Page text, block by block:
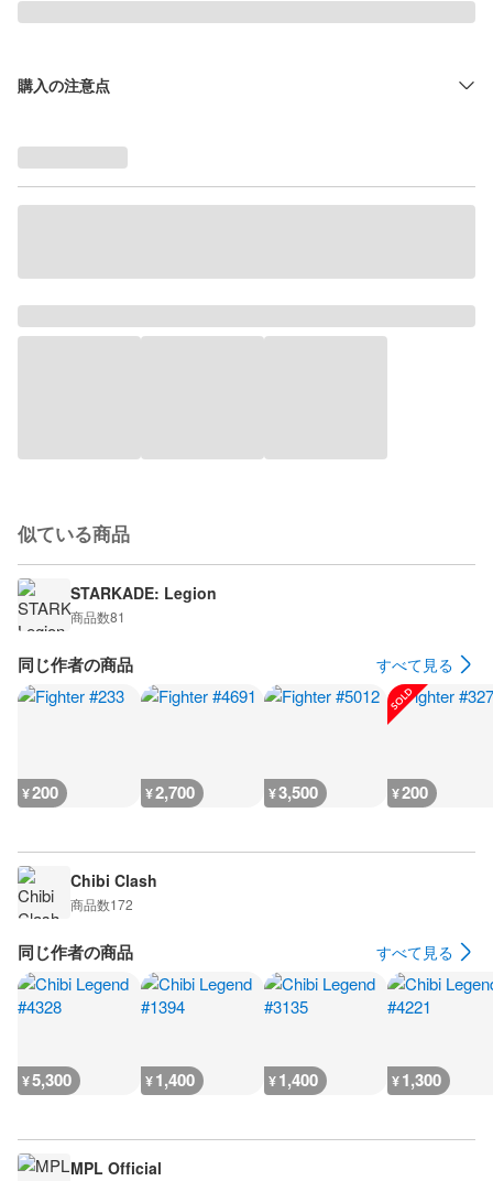
購入の注意点
似ている商品
STARKADE: Legion
商品数81
同じ作者の商品 すべて見る
¥200 ¥2,700 ¥3,500 ¥200
Chibi Clash
商品数172
同じ作者の商品 すべて見る
¥5,300 ¥1,400 ¥1,400 ¥1,300
MPL Official